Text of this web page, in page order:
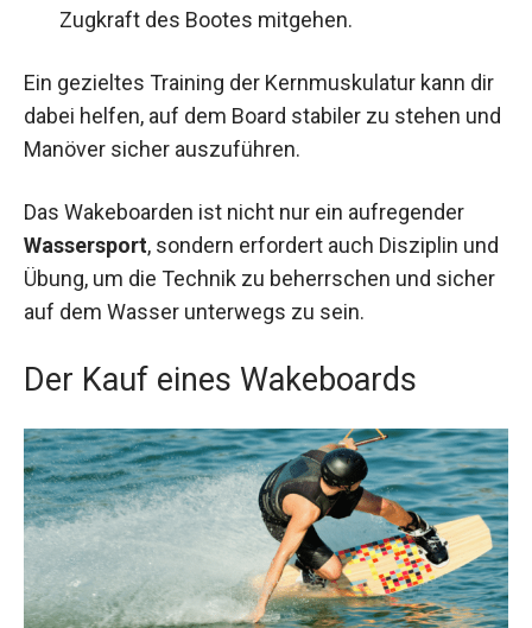
Zugkraft des Bootes mitgehen.
Ein gezieltes Training der Kernmuskulatur kann dir
dabei helfen, auf dem Board stabiler zu stehen und
Manöver sicher auszuführen.
Das Wakeboarden ist nicht nur ein aufregender
Wassersport, sondern erfordert auch Disziplin und
Übung, um die Technik zu beherrschen und sicher
auf dem Wasser unterwegs zu sein.
Der Kauf eines Wakeboards